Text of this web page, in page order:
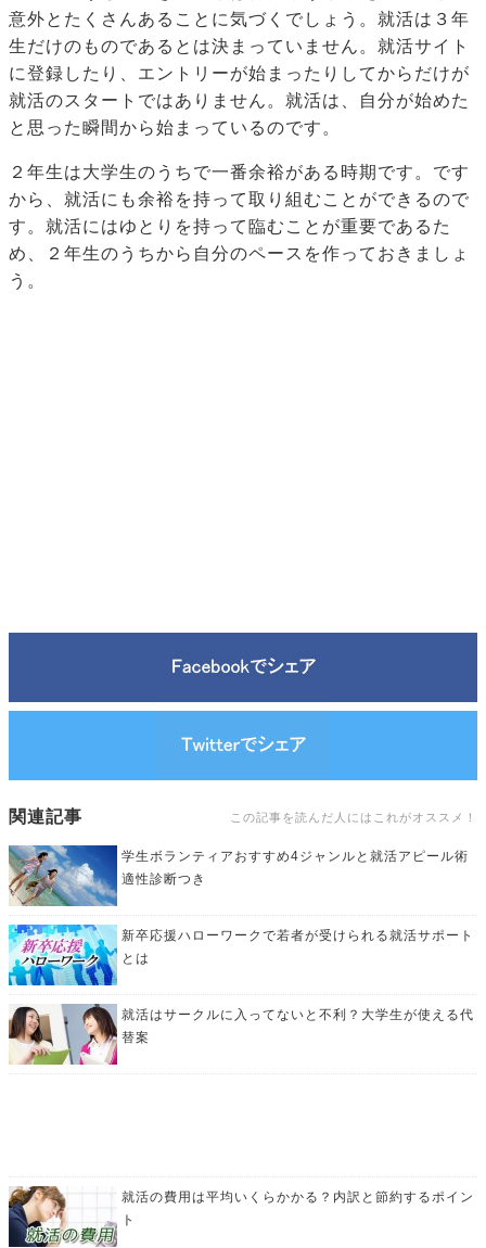
意外とたくさんあることに気づくでしょう。就活は３年
生だけのものであるとは決まっていません。就活サイト
に登録したり、エントリーが始まったりしてからだけが
就活のスタートではありません。就活は、自分が始めた
と思った瞬間から始まっているのです。
２年生は大学生のうちで一番余裕がある時期です。です
から、就活にも余裕を持って取り組むことができるので
す。就活にはゆとりを持って臨むことが重要であるた
め、２年生のうちから自分のペースを作っておきましょ
う。
関連記事 この記事を読んだ人にはこれがオススメ！
学生ボランティアおすすめ4ジャンルと就活アピール術
適性診断つき
新卒応援ハローワークで若者が受けられる就活サポート
とは
就活はサークルに入ってないと不利？大学生が使える代
替案
就活の費用は平均いくらかかる？内訳と節約するポイン
ト